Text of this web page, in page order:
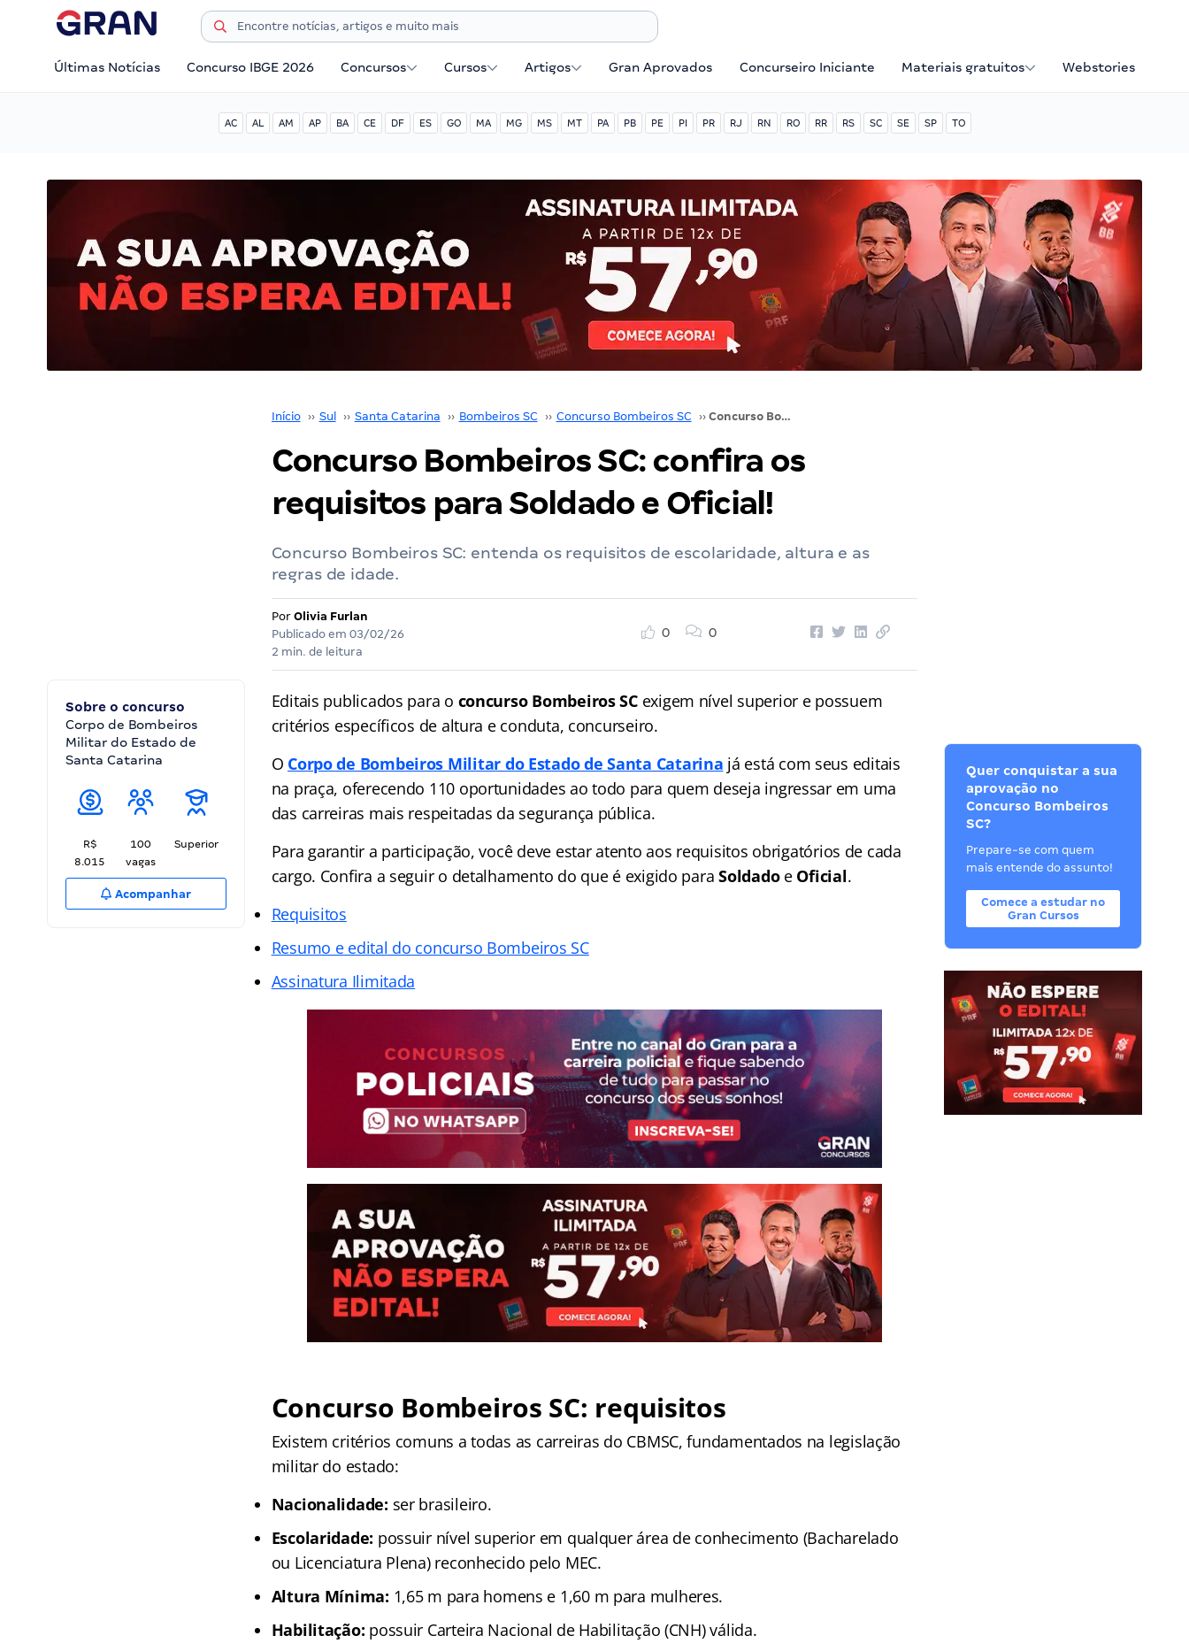
Últimas Notícias Concurso IBGE 2026 Concursos Cursos Artigos Gran Aprovados Concurseiro Iniciante Materiais gratuitos Webstories
AC AL AM AP BA CE DF ES GO MA MG MS MT PA PB PE PI PR RJ RN RO RR RS SC SE SP TO
Início ›› Sul ›› Santa Catarina ›› Bombeiros SC ›› Concurso Bombeiros SC ›› Concurso Bombeiros SC: confira os requisitos para Soldado e Oficial!
Concurso Bombeiros SC: confira os
requisitos para Soldado e Oficial!
Concurso Bombeiros SC: entenda os requisitos de escolaridade, altura e as
regras de idade.
Por Olivia Furlan
Publicado em 03/02/26
2 min. de leitura
0 0
Sobre o concurso
Corpo de Bombeiros
Militar do Estado de
Santa Catarina
R$
8.015
100
vagas
Superior
Acompanhar
Editais publicados para o concurso Bombeiros SCexigem nível superior e possuem
critérios específicos de altura e conduta, concurseiro.
O Corpo de Bombeiros Militar do Estado de Santa Catarina já está com seus editais
na praça, oferecendo 110 oportunidades ao todo para quem deseja ingressar em uma
das carreiras mais respeitadas da segurança pública.
Para garantir a participação, você deve estar atento aos requisitos obrigatórios de cada
cargo. Confira a seguir o detalhamento do que é exigido paraSoldadoe Oficial.
Requisitos
Resumo e edital do concurso Bombeiros SC
Assinatura Ilimitada
Concurso Bombeiros SC: requisitos
Existem critérios comuns a todas as carreiras do CBMSC, fundamentados na legislação
militar do estado:
Nacionalidade: ser brasileiro.
Escolaridade: possuir nível superior em qualquer área de conhecimento (Bacharelado
ou Licenciatura Plena) reconhecido pelo MEC.
Altura Mínima: 1,65 m para homens e 1,60 m para mulheres.
Habilitação: possuir Carteira Nacional de Habilitação (CNH) válida.
Quer conquistar a sua
aprovação no
Concurso Bombeiros
SC?
Prepare-se com quem
mais entende do assunto!
Comece a estudar no
Gran Cursos